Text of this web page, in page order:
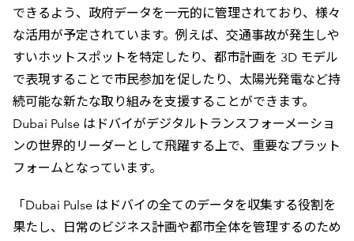
できるよう、政府データを一元的に管理されており、様々
な活用が予定されています。例えば、交通事故が発生しや
すいホットスポットを特定したり、都市計画を 3D モデル
で表現することで市民参加を促したり、太陽光発電など持
続可能な新たな取り組みを支援することができます。
Dubai Pulse はドバイがデジタルトランスフォーメーショ
ンの世界的リーダーとして飛躍する上で、重要なプラット
フォームとなっています。
「Dubai Pulse はドバイの全てのデータを収集する役割を
果たし、日常のビジネス計画や都市全体を管理するのため